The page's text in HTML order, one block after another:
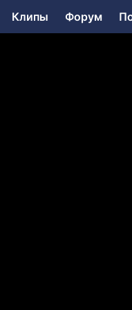
Клипы Форум